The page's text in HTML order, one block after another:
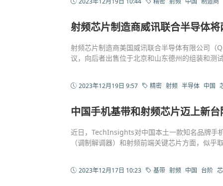
射频芯片制造商威讯联合半导体
射频芯片制造商美国威讯联合半导体有限公司（
议，向后者出售位于北京和山东德州的组装和测
2023年12月19日 9:57 精密 射频 半导体 中国
中国手机基带和射频芯片迈上新台
近日，TechInsights对中国本土一款知名品牌手
（调制解调器）和射频前端关键芯片方面，似乎
2023年12月17日 10:23 基带 射频 中国 台阶